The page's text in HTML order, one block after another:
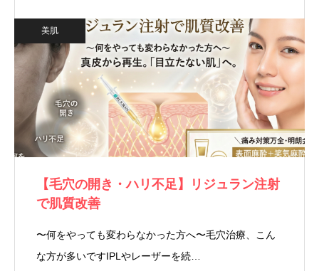
美肌
【毛穴の開き・ハリ不足】リジュラン注射
で肌質改善
〜何をやっても変わらなかった方へ〜毛穴治療、こん
な方が多いですIPLやレーザーを続…